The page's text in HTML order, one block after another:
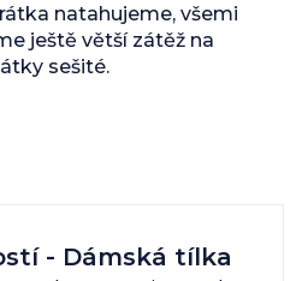
- Dámská tílka
natahujeme, všemi
ještě větší zátěž na
sešité.